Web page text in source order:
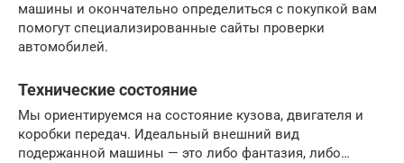
машины и окончательно определиться с покупкой вам
помогут специализированные сайты проверки
автомобилей.
Технические состояние
Мы ориентируемся на состояние кузова, двигателя и
коробки передач. Идеальный внешний вид
подержанной машины — это либо фантазия, либо…